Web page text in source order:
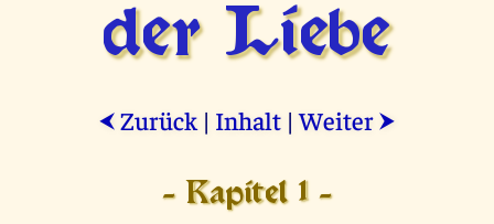
der Liebe
⮜ Zurück | Inhalt |Weiter ⮞
- Kapitel 1 -